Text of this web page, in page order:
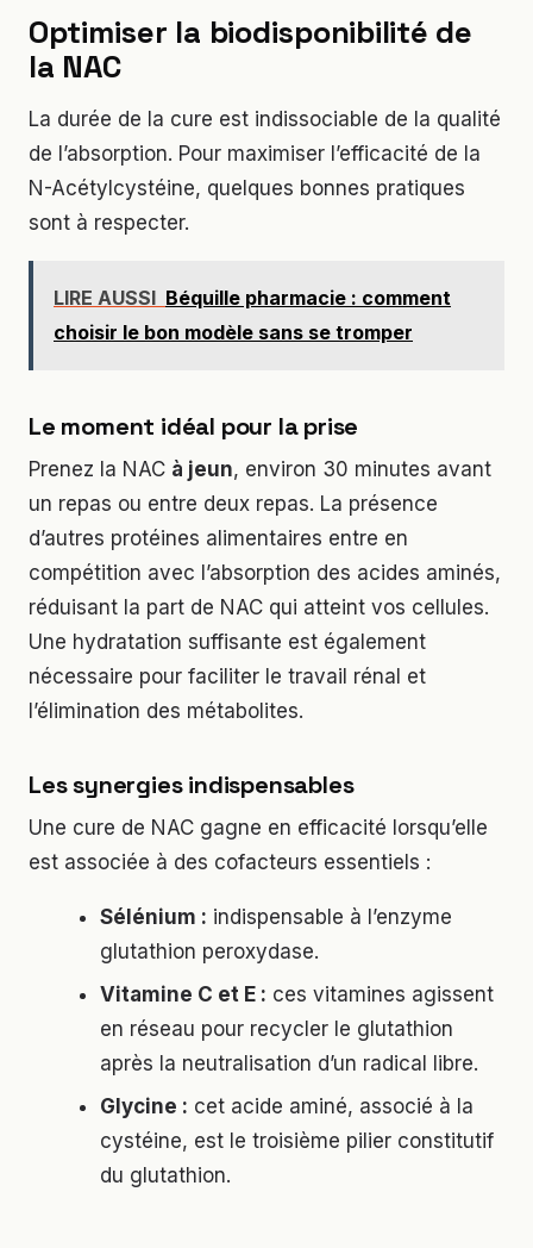
Optimiser la biodisponibilité de
la NAC
La durée de la cure est indissociable de la qualité
de l’absorption. Pour maximiser l’efficacité de la
N-Acétylcystéine, quelques bonnes pratiques
sont à respecter.
LIRE AUSSI Béquille pharmacie : comment
choisir le bon modèle sans se tromper
Le moment idéal pour la prise
Prenez la NAC à jeun, environ 30 minutes avant
un repas ou entre deux repas. La présence
d’autres protéines alimentaires entre en
compétition avec l’absorption des acides aminés,
réduisant la part de NAC qui atteint vos cellules.
Une hydratation suffisante est également
nécessaire pour faciliter le travail rénal et
l’élimination des métabolites.
Les synergies indispensables
Une cure de NAC gagne en efficacité lorsqu’elle
est associée à des cofacteurs essentiels :
Sélénium : indispensable à l’enzyme
glutathion peroxydase.
Vitamine C et E : ces vitamines agissent
en réseau pour recycler le glutathion
après la neutralisation d’un radical libre.
Glycine : cet acide aminé, associé à la
cystéine, est le troisième pilier constitutif
du glutathion.